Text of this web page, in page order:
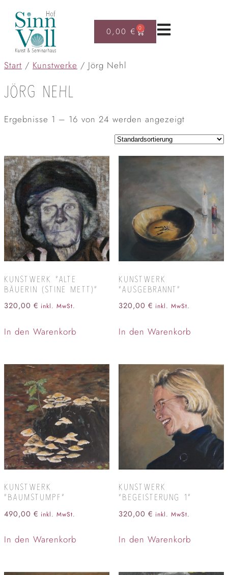
0,00€ 0
Start / Kunstwerke / Jörg Nehl
JÖRG NEHL
Ergebnisse 1 – 16 von 24 werden angezeigt
KUNSTWERK “ALTE
BÄUERIN (STINE METT)”
320,00 € inkl. MwSt.
In den Warenkorb
KUNSTWERK
“AUSGEBRANNT”
320,00 € inkl. MwSt.
In den Warenkorb
KUNSTWERK
“BAUMSTUMPF”
490,00 € inkl. MwSt.
In den Warenkorb
KUNSTWERK
“BEGEISTERUNG 1”
320,00 € inkl. MwSt.
In den Warenkorb